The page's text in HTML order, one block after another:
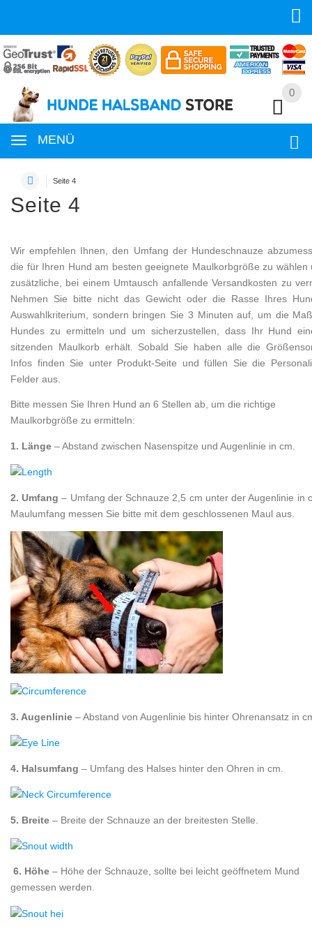
0
MENÜ
0
Seite 4
Seite 4
Wir empfehlen Ihnen, den Umfang der Hundeschnauze
die für Ihren Hund am besten geeignete Maulkorbgröße zu wählen
zusätzliche, bei einem Umtausch anfallende Versandkosten zu
Nehmen Sie bitte nicht das Gewicht oder die Rasse Ihres
Auswahlkriterium, sondern bringen Sie 3 Minuten auf, um die
Hundes zu ermitteln und um sicherzustellen, dass Ihr Hund
sitzenden Maulkorb erhält. Sobald Sie haben alle die
Infos finden Sie unter Produkt-Seite und füllen Sie die
Felder aus.
Bitte messen Sie Ihren Hund an 6 Stellen ab, um die richtige
Maulkorbgröße zu ermitteln:
1. Länge – Abstand zwischen Nasenspitze und Augenlinie in cm.
2. Umfang– Umfang der Schnauze 2,5 cm unter der Augenlinie in
Maulumfang messen Sie bitte mit dem geschlossenen Maul aus.
3. Augenlinie – Abstand von Augenlinie bis hinter Ohrenansatz in
4. Halsumfang – Umfang des Halses hinter den Ohren in cm.
5. Breite – Breite der Schnauze an der breitesten Stelle.
6. Höhe – Höhe der Schnauze, sollte bei leicht geöffnetem Mund
gemessen werden.